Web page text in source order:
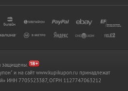
защищены.
и на сайт www.kupikupon.ru принадлежат
ИНН 7705523387, ОГРН 1127747063212